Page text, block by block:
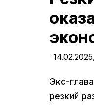
14.02.2025,
Экс-
резкий